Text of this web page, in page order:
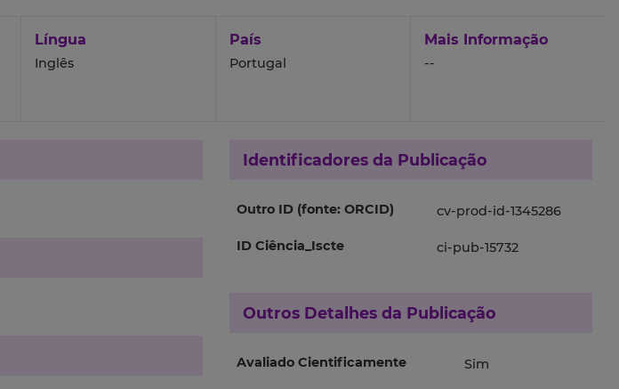
Língua
Inglês
País
Portugal
Mais Informação
--
Identificadores da Publicação
Outro ID (fonte: ORCID) cv-prod-id-1345286
ID Ciência_Iscte ci-pub-15732
Outros Detalhes da Publicação
Avaliado Cientificamente Sim